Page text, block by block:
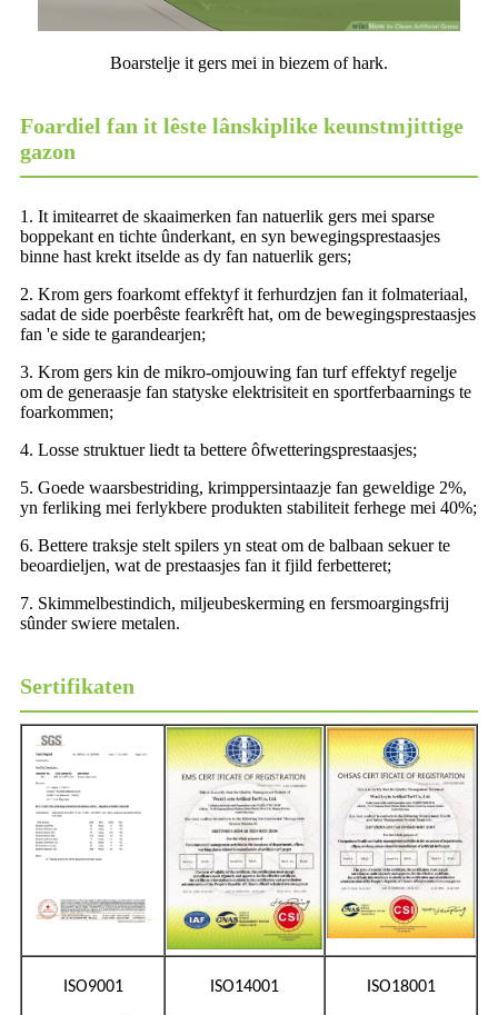
Boarstelje it gers mei in biezem of hark.
Foardiel fan it lêste lânskiplike keunstmjittige
gazon
1. It imitearret de skaaimerken fan natuerlik gers mei sparse
boppekant en tichte ûnderkant, en syn bewegingsprestaasjes
binne hast krekt itselde as dy fan natuerlik gers;
2. Krom gers foarkomt effektyf it ferhurdzjen fan it folmateriaal,
sadat de side poerbêste fearkrêft hat, om de bewegingsprestaasjes
fan 'e side te garandearjen;
3. Krom gers kin de mikro-omjouwing fan turf effektyf regelje
om de generaasje fan statyske elektrisiteit en sportferbaarnings te
foarkommen;
4. Losse struktuer liedt ta bettere ôfwetteringsprestaasjes;
5. Goede waarsbestriding, krimppersintaazje fan geweldige 2%,
yn ferliking mei ferlykbere produkten stabiliteit ferhege mei 40%;
6. Bettere traksje stelt spilers yn steat om de balbaan sekuer te
beoardieljen, wat de prestaasjes fan it fjild ferbetteret;
7. Skimmelbestindich, miljeubeskerming en fersmoargingsfrij
sûnder swiere metalen.
Sertifikaten
ISO9001 ISO14001 ISO18001